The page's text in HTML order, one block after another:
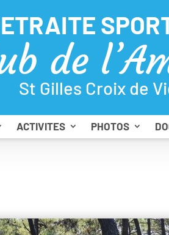
de
St Gilles Croix de
ACTIVITES PHOTOS